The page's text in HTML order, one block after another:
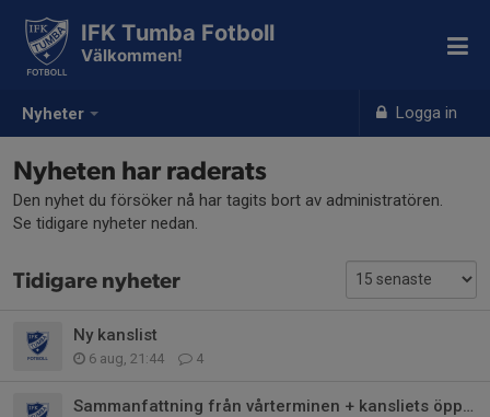
Nyheter Logga in
IFK Tumba Fotboll
Välkommen!
Nyheten har raderats
Den nyhet du försöker nå har tagits bort av administratören.
Se tidigare nyheter nedan.
Tidigare nyheter
Ny kanslist
6 aug, 21:44 4
Sammanfattning från vårterminen + kansliets öppettider